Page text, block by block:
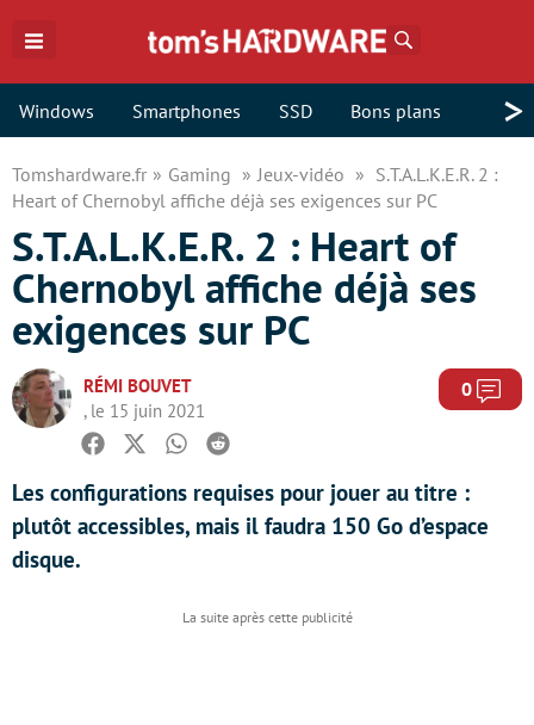
Windows Smartphones SSD Bons plans >
Tomshardware.fr Gaming Jeux-vidéo
S.T.A.L.K.E.R. 2 :
Heart of Chernobyl affiche déjà ses exigences sur PC
S.T.A.L.K.E.R. 2 : Heart of
Chernobyl affiche déjà ses
exigences sur PC
RÉMI BOUVET
, le 15 juin 2021
0
Facebook
TwitterWhatsapp
Reddit
Les configurations requises pour jouer au titre :
plutôt accessibles, mais il faudra 150 Go d’espace
disque.